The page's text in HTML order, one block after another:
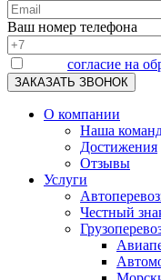
Ваш номер телефона
согласие на
О компании
Наша
Достижения
Отзывы
Услуги
Честный